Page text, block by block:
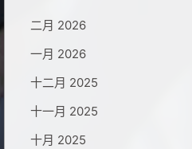
二月 2026
一月 2026
十二月 2025
十一月 2025
十月 2025